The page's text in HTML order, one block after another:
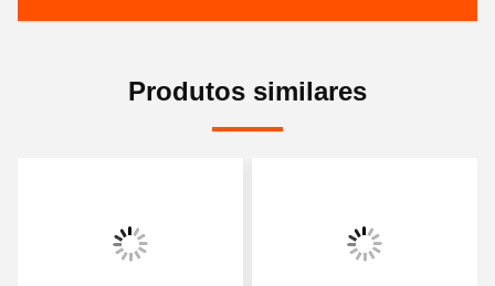
Produtos similares